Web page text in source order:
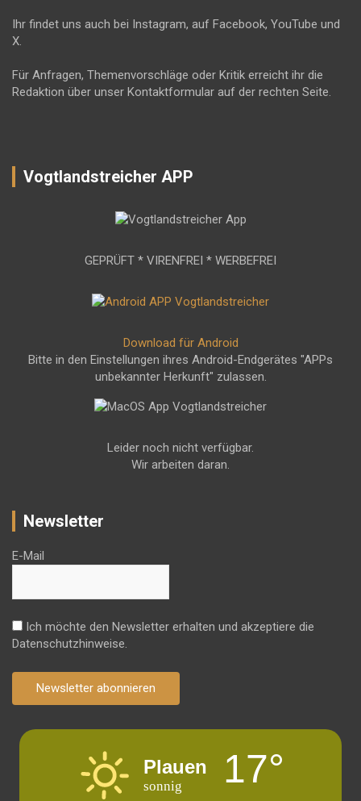
Ihr findet uns auch bei Instagram, auf Facebook, YouTube und
X.
Für Anfragen, Themenvorschläge oder Kritik erreicht ihr die
Redaktion über unser Kontaktformular auf der rechten Seite.
Vogtlandstreicher APP
GEPRÜFT * VIRENFREI * WERBEFREI
Download für Android
Bitte in den Einstellungen ihres Android-Endgerätes "APPs
unbekannter Herkunft" zulassen.
Leider noch nicht verfügbar.
Wir arbeiten daran.
Newsletter
E-Mail
Ich möchte den Newsletter erhalten und akzeptiere die
Datenschutzhinweise.
Newsletter abonnieren
Plauen
sonnig 17°